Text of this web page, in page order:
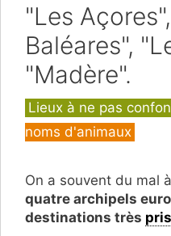
"Les
Baléares",
"Madère".
Catégories
Lieux à ne pas
noms d'animaux
On a souvent du mal
quatre archipels
destinations très